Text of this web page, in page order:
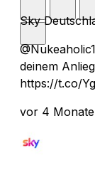
Sky
deinem
https://t.co/
vor 4